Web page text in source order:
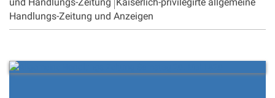
Handlungs-Zeitung und Anzeigen